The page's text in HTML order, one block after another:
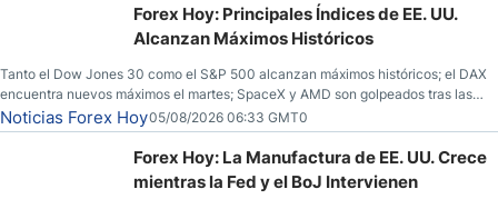
Forex Hoy: Principales Índices de EE. UU.
Alcanzan Máximos Históricos
Tanto el Dow Jones 30 como el S&P 500 alcanzan máximos históricos; el DAX
encuentra nuevos máximos el martes; SpaceX y AMD son golpeados tras las
llamadas de ganancias; el petróleo crudo cae por debajo de los $80 con nuevas
esperanzas; el dólar estadounidense continúa intentando estabilizarse frente al
yen; el peso mexicano ve un repunte a medida que las tasas caen en EE. UU.
Noticias Forex Hoy05/08/2026 06:33 GMT0
Forex Hoy: La Manufactura de EE. UU. Crece
mientras la Fed y el BoJ Intervienen